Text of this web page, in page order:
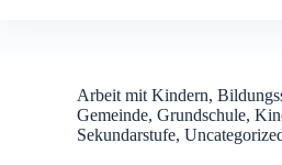
Arbeit mit Kindern,
Gemeinde, Grundschule,
Sekundarstufe,